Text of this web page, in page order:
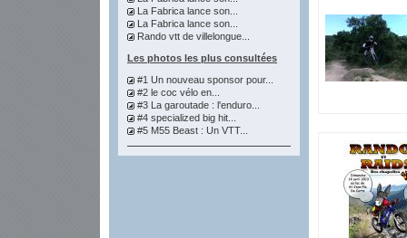
La Fabrica lance son...
La Fabrica lance son...
Rando vtt de villelongue...
Les photos les plus consultées
#1 Un nouveau sponsor pour...
#2 le coc vélo en...
#3 La garoutade : l'enduro...
#4 specialized big hit...
#5 M55 Beast : Un VTT...